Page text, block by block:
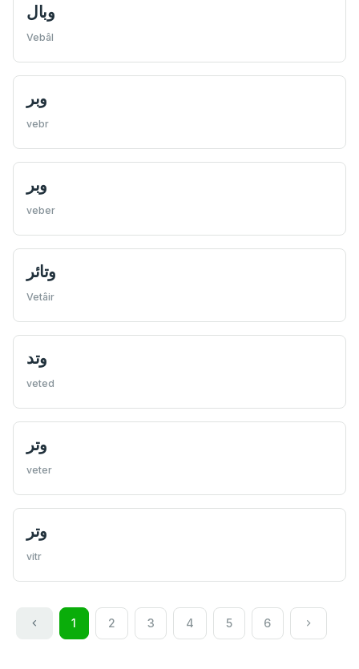
وبال
Vebâl
وبر
vebr
وبر
veber
وتائر
Vetâir
وتد
veted
وتر
veter
وتر
vitr
1 2 3 4 5 6